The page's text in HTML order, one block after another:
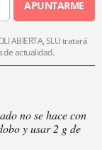
APUNTARME
ABIERTA, SLU tratará
de actualidad.
no se hace con
y usar 2 g de